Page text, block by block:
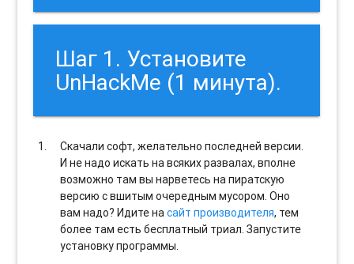
Шаг 1. Установите
UnHackMe (1 минута).
Скачали софт, желательно последней версии.
И не надо искать на всяких развалах, вполне
возможно там вы нарветесь на пиратскую
версию с вшитым очередным мусором. Оно
вам надо? Идите насайт производителя, тем
более там есть бесплатный триал. Запустите
установку программы.